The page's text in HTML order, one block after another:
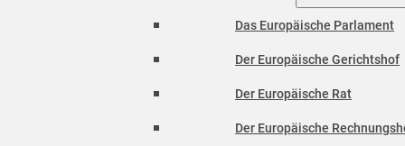
Das Europäische Parlament
Der Europäische Gerichtshof
Der Europäische Rat
Der Europäische